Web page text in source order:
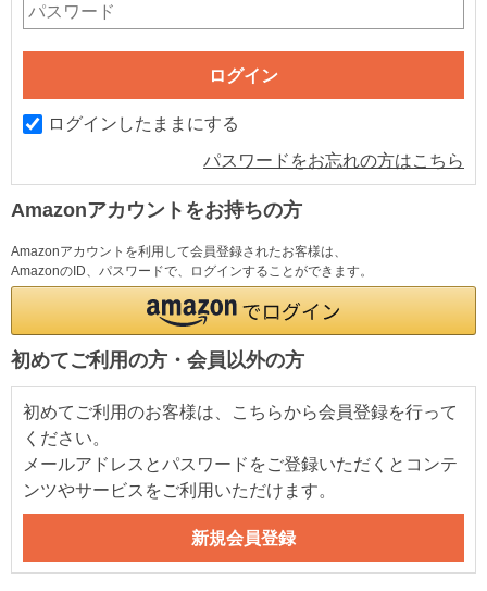
ログインしたままにする
パスワードをお忘れの方はこちら
Amazonアカウントをお持ちの方
Amazonアカウントを利用して会員登録されたお客様は、
AmazonのID、パスワードで、ログインすることができます。
初めてご利用の方・会員以外の方
初めてご利用のお客様は、こちらから会員登録を行って
ください。
メールアドレスとパスワードをご登録いただくとコンテ
ンツやサービスをご利用いただけます。